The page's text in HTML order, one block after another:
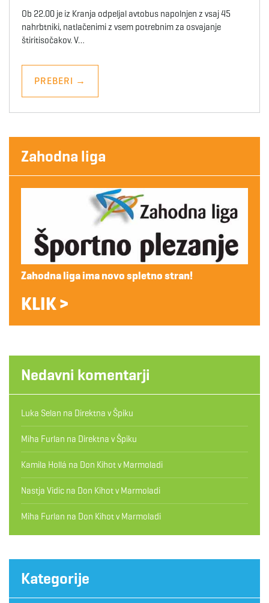
Ob 22.00 je iz Kranja odpeljal avtobus napolnjen z vsaj 45
nahrbtniki, natlačenimi z vsem potrebnim za osvajanje
štiritisočakov. V…
PREBERI →
Zahodna liga
Zahodna liga ima novo spletno stran!
KLIK >
Nedavni komentarji
Luka Selan na Direktna v Špiku
Miha Furlan na Direktna v Špiku
Kamila Hollá na Don Kihot v Marmoladi
Nastja Vidic na Don Kihot v Marmoladi
Miha Furlan na Don Kihot v Marmoladi
Kategorije